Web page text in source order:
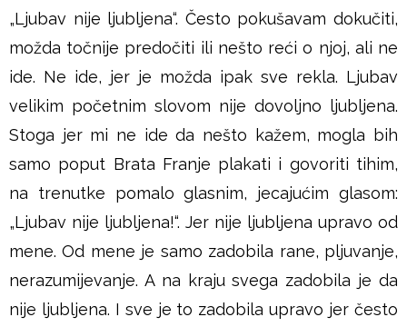
u
š
e
„Ljubav nije ljubljena“. Često pokušavam dokučiti,
možda točnije predočiti ili nešto reći o njoj, ali ne
ide. Ne ide, jer je možda ipak sve rekla. Ljubav
velikim početnim slovom nije dovoljno ljubljena.
Stoga jer mi ne ide da nešto kažem, mogla bih
samo poput Brata Franje plakati i govoriti tihim,
na trenutke pomalo glasnim, jecajućim glasom:
„Ljubav nije ljubljena!“. Jer nije ljubljena upravo od
mene. Od mene je samo zadobila rane, pljuvanje,
nerazumijevanje. A na kraju svega zadobila je da
nije ljubljena. I sve je to zadobila upravo jer često